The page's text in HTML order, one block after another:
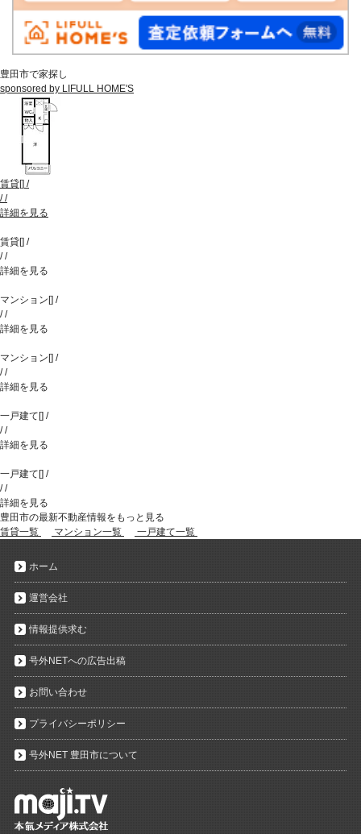
豊田市で家探し
sponsored by LIFULL HOME'S
賃貸[] /
//
詳細を見る
賃貸[] /
//
詳細を見る
マンション [] /
//
詳細を見る
マンション [] /
//
詳細を見る
一戸建て [] /
//
詳細を見る
一戸建て [] /
//
詳細を見る
豊田市の最新不動産情報をもっと見る
賃貸一覧
マンション一覧 一戸建て一覧
ホーム
運営会社
情報提供求む
号外NETへの広告出稿
お問い合わせ
プライバシーポリシー
号外NET 豊田市について